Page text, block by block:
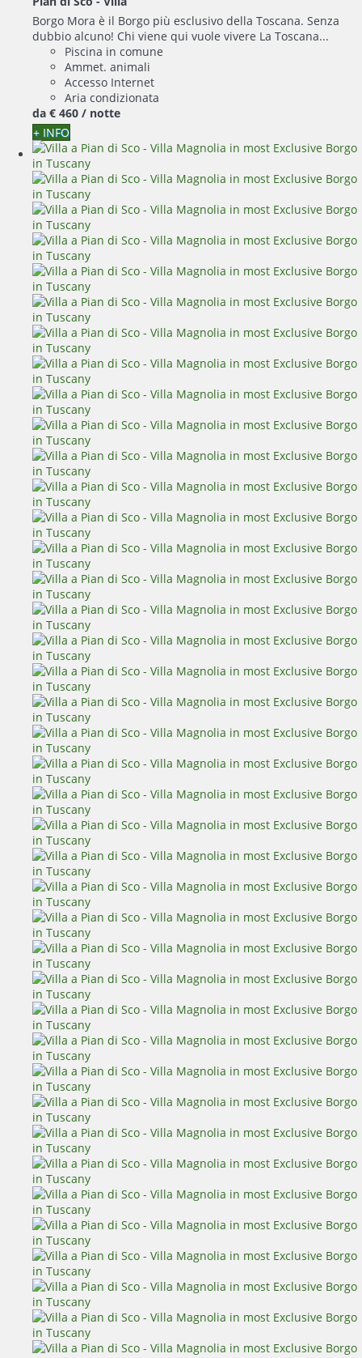
Borgo Mora è il Borgo più esclusivo della Toscana. Senza
dubbio alcuno! Chi viene qui vuole vivere La Toscana...
Piscina in comune
Ammet. animali
Accesso Internet
Aria condizionata
da € 460 / notte
+ INFO